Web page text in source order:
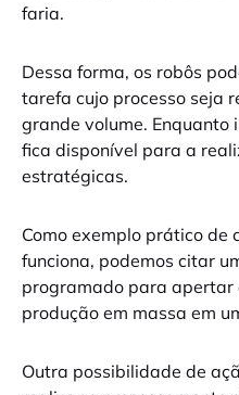
faria.
Dessa forma, os robôs
tarefa cujo processo seja
grande volume. Enquanto
fica disponível para a
estratégicas.
Como exemplo prático de
funciona, podemos citar
programado para apertar
produção em massa em
Outra possibilidade de